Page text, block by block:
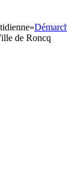
»
de Roncq